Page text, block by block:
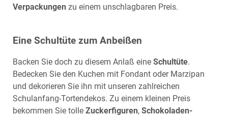
Verpackungen zu einem unschlagbaren Preis.
Eine Schultüte zum Anbeißen
Backen Sie doch zu diesem Anlaß eine Schultüte.
Bedecken Sie den Kuchen mit Fondant oder Marzipan
und dekorieren Sie ihn mit unseren zahlreichen
Schulanfang-Tortendekos. Zu einem kleinen Preis
bekommen Sie tolle Zuckerfiguren, Schokoladen-